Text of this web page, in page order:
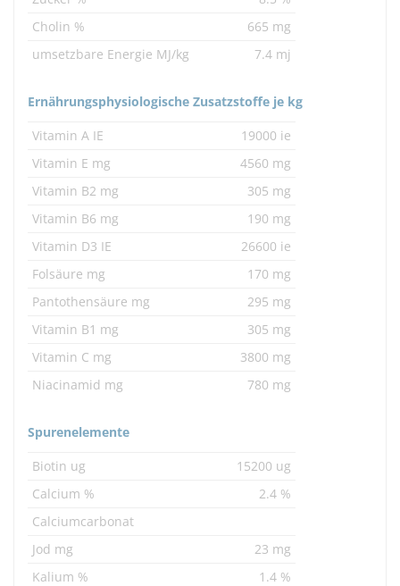
Cholin %
665 mg
umsetzbare Energie MJ/kg
7.4 mj
Ernährungsphysiologische Zusatzstoffe je kg
Vitamin A IE
19000 ie
Vitamin E mg
4560 mg
Vitamin B2 mg
305 mg
Vitamin B6 mg
190 mg
Vitamin D3 IE
26600 ie
Folsäure mg
170 mg
Pantothensäure mg
295 mg
Vitamin B1 mg
305 mg
Vitamin C mg
3800 mg
Niacinamid mg
780 mg
Spurenelemente
Biotin ug
15200 ug
Calcium %
2.4 %
Calciumcarbonat
Jod mg
23 mg
Kalium %
1.4 %